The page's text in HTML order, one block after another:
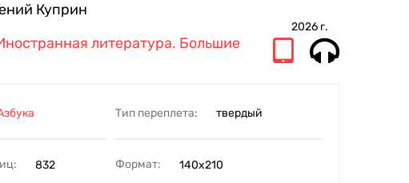
Куприн
2026 г.
литература. Большие
Тип переплета: твердый
832 Формат: 140х210